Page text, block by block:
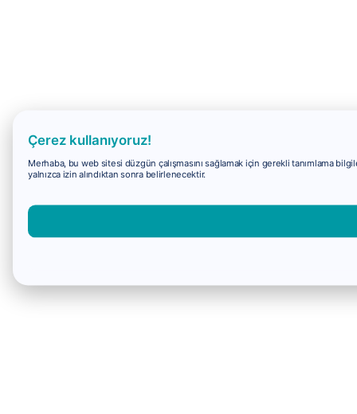
Çerez kullanıyoruz!
Merhaba, bu web sitesi düzgün çalışmasını sağlamak için gerekli tanımlama
yalnızca izin alındıktan sonra belirlenecektir.